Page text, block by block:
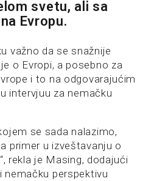
svetu, ali sa
Evropu.
važno da se snažnije
o Evropi, a posebno za
i to na odgovarajućim
intervjuu za nemačku
se sada nalazimo,
primer u izveštavanju o
rekla je Masing, dodajući
nemačku perspektivu